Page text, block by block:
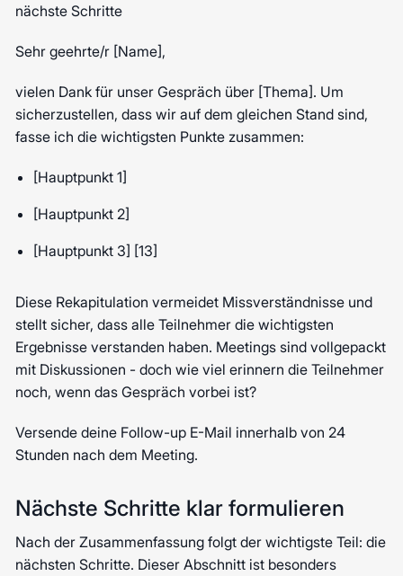
nächste Schritte
Sehr geehrte/r [Name],
vielen Dank für unser Gespräch über [Thema]. Um
sicherzustellen, dass wir auf dem gleichen Stand sind,
fasse ich die wichtigsten Punkte zusammen:
[Hauptpunkt 1]
[Hauptpunkt 2]
[Hauptpunkt 3] [13]
Diese Rekapitulation vermeidet Missverständnisse und
stellt sicher, dass alle Teilnehmer die wichtigsten
Ergebnisse verstanden haben. Meetings sind vollgepackt
mit Diskussionen - doch wie viel erinnern die Teilnehmer
noch, wenn das Gespräch vorbei ist?
Versende deine Follow-up E-Mail innerhalb von 24
Stunden nach dem Meeting.
Nächste Schritte klar formulieren
Nach der Zusammenfassung folgt der wichtigste Teil: die
nächsten Schritte. Dieser Abschnitt ist besonders